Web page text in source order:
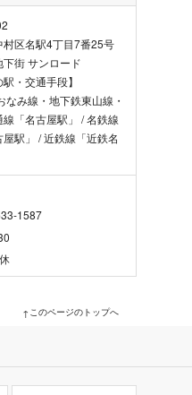
村区名駅4丁目7番25号
街 サンロード
駅・交通手段】
なみ線・地下鉄東山線・
「名古屋駅」 / 名鉄線
屋駅」 / 近鉄線「近鉄名
1587
このページのトップへ